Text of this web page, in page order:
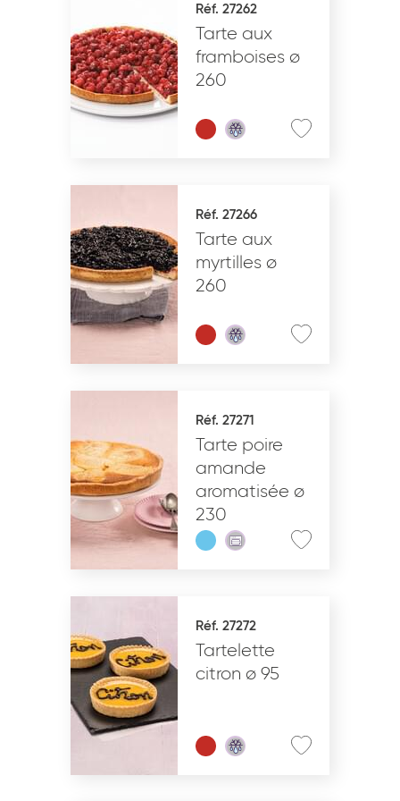
VALIDER
Réf. 27262
Tarte aux
framboises ø
260
Réf. 27266
Tarte aux
myrtilles ø
260
Réf. 27271
Tarte poire
amande
aromatisée ø
230
Réf. 27272
Tartelette
citron ø 95